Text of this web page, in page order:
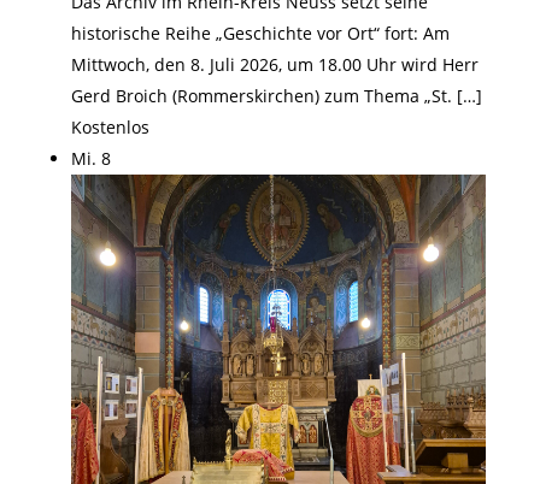
historische Reihe „Geschichte vor Ort“ fort: Am
Mittwoch, den 8. Juli 2026, um 18.00 Uhr wird Herr
Gerd Broich (Rommerskirchen) zum Thema „St. […]
Kostenlos
Mi. 8